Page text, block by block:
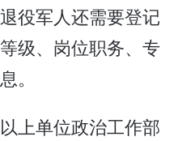
役军人还需要登记
级、岗位职务、专
。
上单位政治工作部